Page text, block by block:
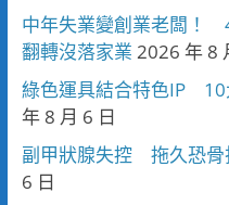
中年失業變創業老闆！
翻轉沒落家業 2026 年 8
綠色運具結合特色IP 10
年 8 月 6 日
副甲狀腺失控 拖久恐骨
6 日